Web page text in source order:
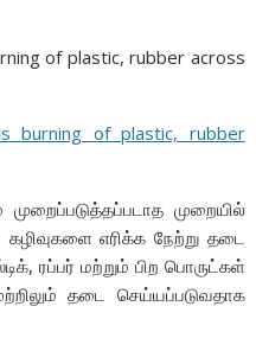
of plastic, rubber across
முறையில்
எரிக்க நேற்று தடை
ரப்பர் மற்றும் பிற பொருட்கள்
தடை செய்யப்படுவதாக